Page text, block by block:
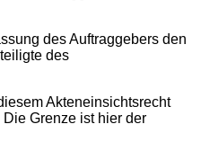
des Auftraggebers den
des
Akteneinsichtsrecht
Grenze ist hier der